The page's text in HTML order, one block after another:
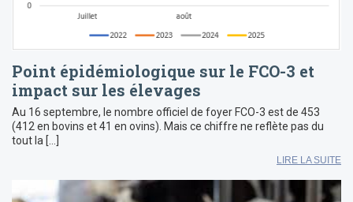
Point épidémiologique sur le FCO-3 et
impact sur les élevages
Au 16 septembre, le nombre officiel de foyer FCO-3 est de 453
(412 en bovins et 41 en ovins). Mais ce chiffre ne reflète pas du
tout la […]
LIRE LA SUITE